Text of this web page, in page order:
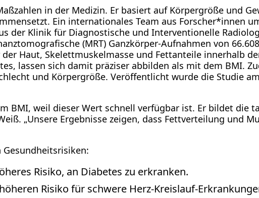
in der Medizin. Er basiert auf Körpergröße und
Ein internationales Team aus Forscher*innen
der Klinik für Diagnostische und Interventionelle
(MRT) Ganzkörper-Aufnahmen von
Haut, Skelettmuskelmasse und Fettanteile innerhalb
lassen sich damit präziser abbilden als mit dem BMI.
und Körpergröße. Veröffentlicht wurde die Studie
BMI, weil dieser Wert schnell verfügbar ist. Er bildet die
„Unsere Ergebnisse zeigen, dass Fettverteilung und
Gesundheitsrisiken:
Risiko, an Diabetes zu erkranken.
Risiko für schwere Herz-Kreislauf-